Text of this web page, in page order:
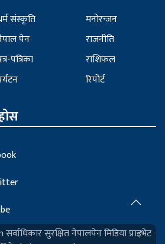
संस्कृति
पेन
पत्रिका
मनोरन्जन
राजनीति
राशिफल
रिपोर्ट
सुरक्षित नेपालपेन मिडिया प्राइभेट